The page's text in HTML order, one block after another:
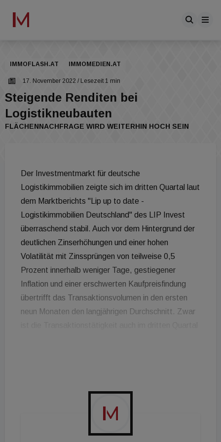
IMMOFLASH.AT IMMOMEDIEN.AT
17. November 2022 / Lesezeit 1 min
Steigende Renditen bei
Logistikneubauten
FLÄCHENNACHFRAGE WIRD WEITERHIN HOCH SEIN
Der Investmentmarkt für deutsche
Logistikimmobilien zeigte sich im dritten Quartal laut
dem Marktberichts "Lip up to date -
Logistikimmobilien Deutschland" des LIP Invest
überraschend stabil. Auch vor dem Hintergrund der
deutlichen Zinserhöhungen und einer hohen
Volatilität mit Zinssprüngen von teilweise 0,5
Prozent innerhalb weniger Tage, gestiegener
Inflation und einer erschwerten Kaufpreisfindung
übertrifft das Transaktionsvolumen in den ersten
neun Monaten den langjährigen Durchschnitt. Zwar
Flächennachfrage auf Seiten der Nutzer ist weiter
sehr hoch. Kaum freiwerdende Bestandsflächen
und eine immer schwierigere Verfügbarkeit von
geeigneten Grundstücken verhindert deutlich